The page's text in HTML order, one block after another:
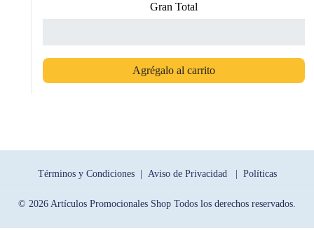
Gran Total
Agrégalo al carrito
Términos y Condiciones | Aviso de Privacidad | Políticas
© 2026 Artículos Promocionales Shop Todos los derechos reservados.